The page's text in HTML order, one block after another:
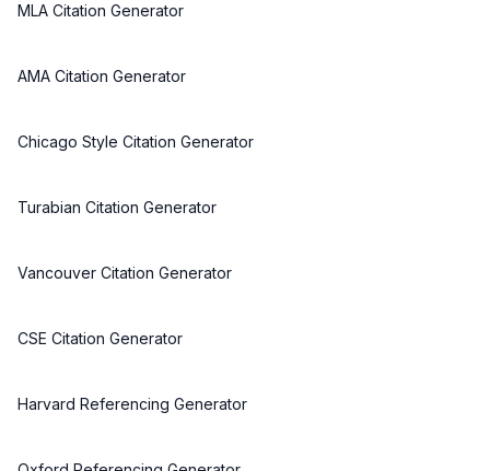
MLA Citation Generator
AMA Citation Generator
Chicago Style Citation Generator
Turabian Citation Generator
Vancouver Citation Generator
CSE Citation Generator
Harvard Referencing Generator